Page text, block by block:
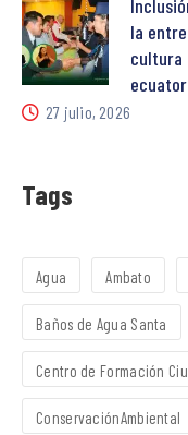
la
cultura
27 julio, 2026
Tags
Agua Ambato
Baños de Agua Santa
Centro de Formación
ConservaciónAmbiental